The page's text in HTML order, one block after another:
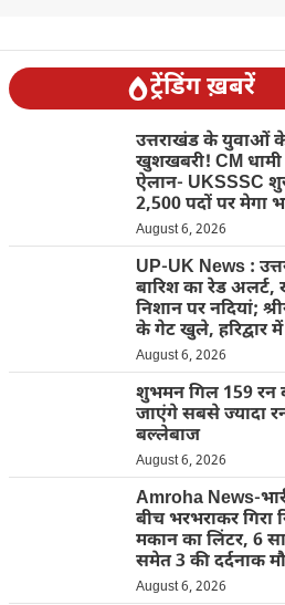
ट्रेंडिंग ख़बरें
उत्तराखंड के युवाओं
खुशखबरी! CM धामी
ऐलान- UKSSSC
2,500 पदों पर मेगा
August 6, 2026
UP-UK News :
बारिश का रेड
निशान पर नदियां;
के गेट खुले, हरिद्वार
August 6, 2026
शुभमन गिल 159 रन
जाएंगे सबसे ज्यादा
बल्लेबाज
August 6, 2026
Amroha News-
बीच भरभराकर गिरा
मकान का लिंटर, 6
समेत 3 की दर्दनाक
August 6, 2026